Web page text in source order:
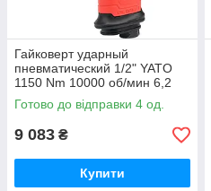
Гайковерт ударный
пневматический 1/2" YATO
1150 Nm 10000 об/мин 6,2
бар (YT-09540)
Готово до відправки 4 од.
9 083 ₴
Купити